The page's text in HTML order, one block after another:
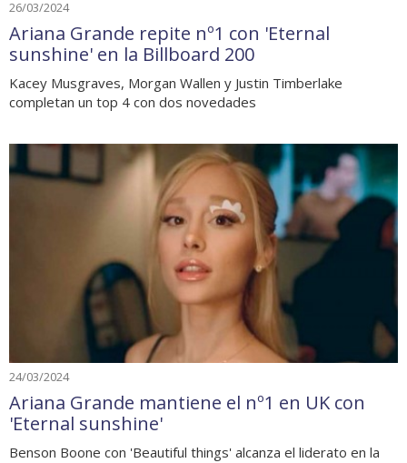
26/03/2024
Ariana Grande repite nº1 con 'Eternal
sunshine' en la Billboard 200
Kacey Musgraves, Morgan Wallen y Justin Timberlake
completan un top 4 con dos novedades
24/03/2024
Ariana Grande mantiene el nº1 en UK con
'Eternal sunshine'
Benson Boone con 'Beautiful things' alcanza el liderato en la